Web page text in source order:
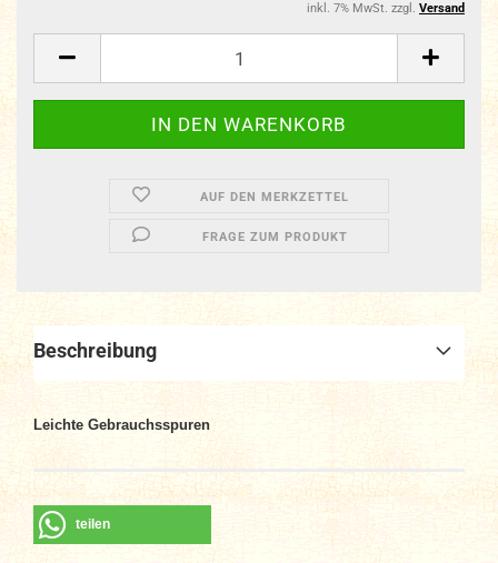
inkl. 7% MwSt. zzgl. Versand
AUF DEN MERKZETTEL
FRAGE ZUM PRODUKT
Beschreibung
Leichte Gebrauchsspuren
teilen